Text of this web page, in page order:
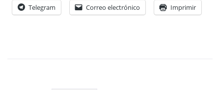
Telegram Correo electrónico Imprimir